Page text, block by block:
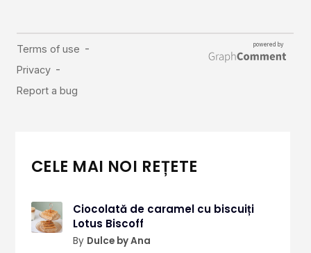
CELE MAI NOI REȚETE
Ciocolată de caramel cu biscuiți
Lotus Biscoff
By Dulce by Ana